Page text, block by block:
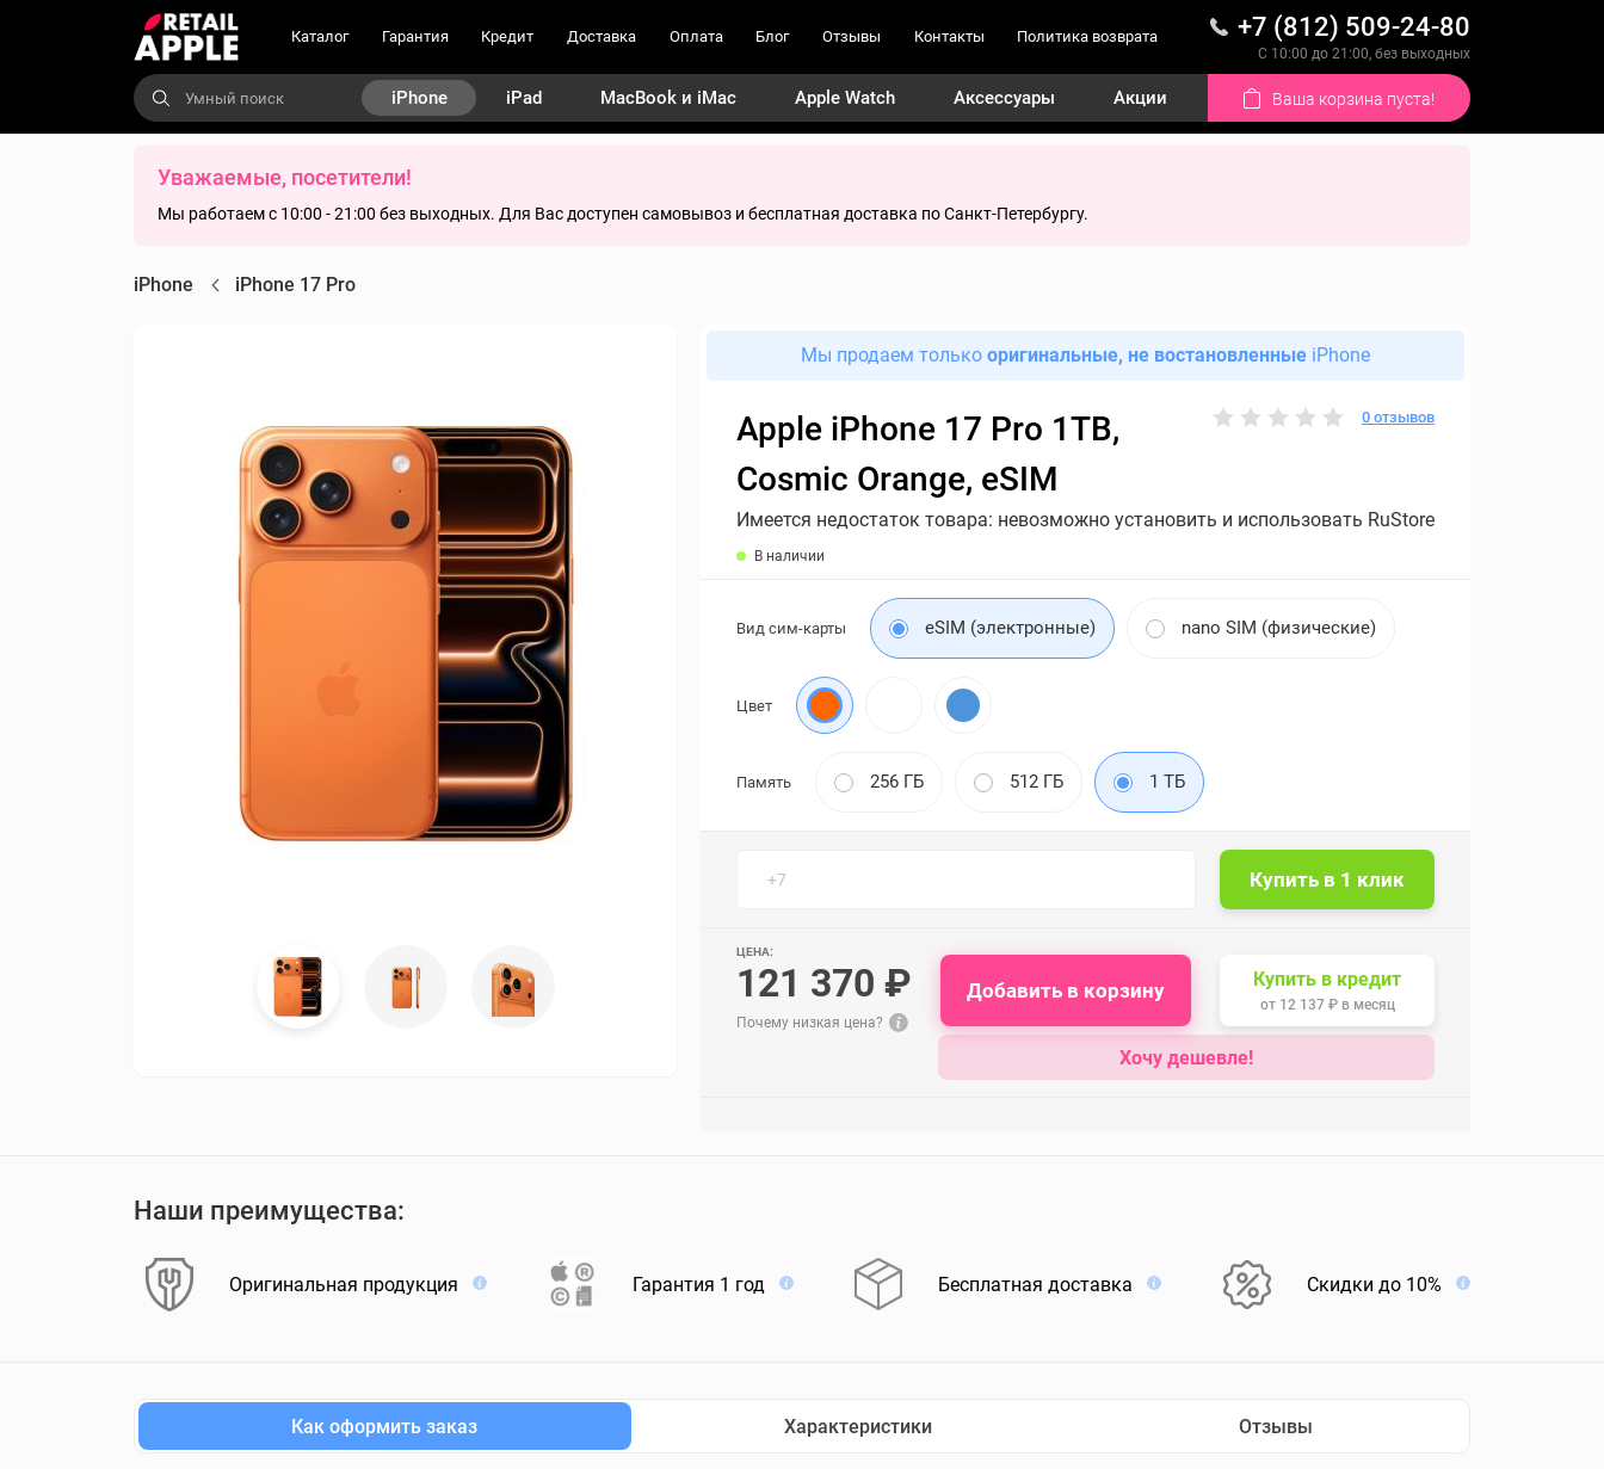
Каталог Гарантия Кредит Доставка Оплата Блог Отзывы Контакты Политика возврата +7 (812) 509-24-80
С 10:00 до 21:00, без выходных
iPhone iPad MacBook и iMac Apple Watch Аксессуары Акции Ваша корзина пуста!
Уважаемые, посетители!
Мы работаем с 10:00 - 21:00 без выходных. Для Вас доступен самовывоз и бесплатная доставка по Санкт-Петербургу.
iPhone iPhone 17 Pro
Мы продаем только оригинальные, не востановленные iPhone
Apple iPhone 17 Pro 1TB,
Cosmic Orange, eSIM
0 отзывов
Имеется недостаток товара: невозможно установить и использовать RuStore
В наличии
Вид сим-карты eSIM (электронные) nano SIM (физические)
Цвет
Память 256 ГБ 512 ГБ 1 ТБ
ЦЕНА:
121 370 ₽
Почему низкая цена?
Добавить в корзину Купить в кредит
от 12 137 ₽в месяц
Хочу дешевле!
Наши преимущества:
Оригинальная продукция Гарантия 1 год Бесплатная доставка Скидки до 10%
Как оформить заказ Характеристики Отзывы